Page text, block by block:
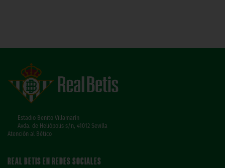
Estadio Benito Villamarín
Avda. de Heliópolis s/n, 41012 Sevilla
Atención al Bético
REAL BETIS EN REDES SOCIALES